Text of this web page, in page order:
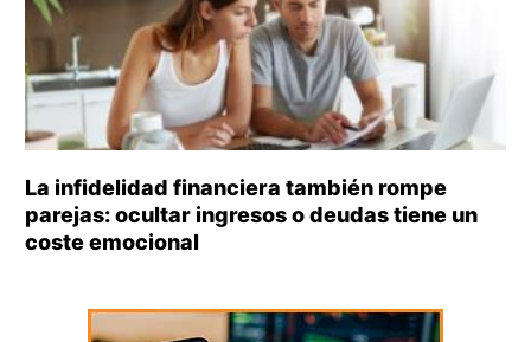
La infidelidad financiera también rompe
parejas: ocultar ingresos o deudas tiene un
coste emocional